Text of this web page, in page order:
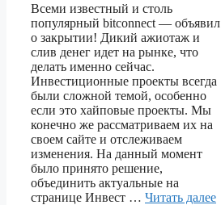
Всеми известный и столь
популярный bitconnect — объявил
о закрытии! Дикий ажиотаж и
слив денег идет на рынке, что
делать именно сейчас.
Инвестиционные проекты всегда
были сложной темой, особенно
если это хайповые проекты. Мы
конечно же рассматриваем их на
своем сайте и отслеживаем
изменения. На данный момент
было принято решение,
объединить актуальные на
странице Инвест … Читать далее